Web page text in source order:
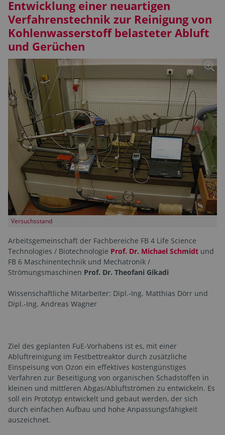
Entwicklung einer neuartigen
Verfahrenstechnik zur Reinigung von
Kohlenwasserstoff belasteter Abluft
und Gerüchen
Versuchsstand
Arbeitsgemeinschaft der Fachbereiche FB 4 Life Science
Technologies / Biotechnologie Prof. Dr. Michael Schmidt und
FB 6 Maschinentechnik und Mechatronik /
Strömungsmaschinen Prof. Dr. Theofani Gikadi
Wissenschaftliche Mitarbeiter: Dipl.-Ing. Matthias Dörr und
Dipl.-Ing. Andreas Wagner
Ziel des geplanten FuE-Vorhabens ist es, mit einer
Abluftreinigung im Festbettreaktor durch zusätzliche
Einspeisung von Ozon ein effektives kostengünstiges
Verfahren zur Beseitigung von organischen Schadstoffen in
kleinen und mittleren Abgas/Abluftströmen zu entwickeln. Es
soll ein Prototyp entwickelt und gebaut werden, der sich
durch einfachen Aufbau und hohe Anpassungsfähigkeit
auszeichnet.